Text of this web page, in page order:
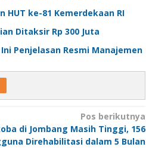
HUT ke-81 Kemerdekaan RI
Ditaksir Rp 300 Juta
Penjelasan Resmi Manajemen
Pos berikutnya
di Jombang Masih Tinggi, 156
Direhabilitasi dalam 5 Bulan